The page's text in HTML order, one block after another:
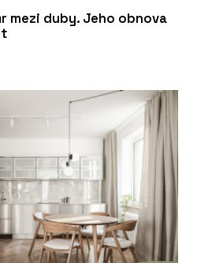
mezi duby. Jeho obnova